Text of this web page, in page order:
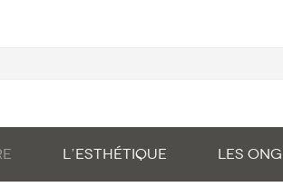
L’ESTHÉTIQUE LES